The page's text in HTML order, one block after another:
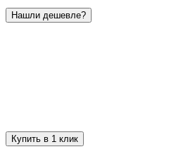
Нашли дешевле?
Купить в 1 клик